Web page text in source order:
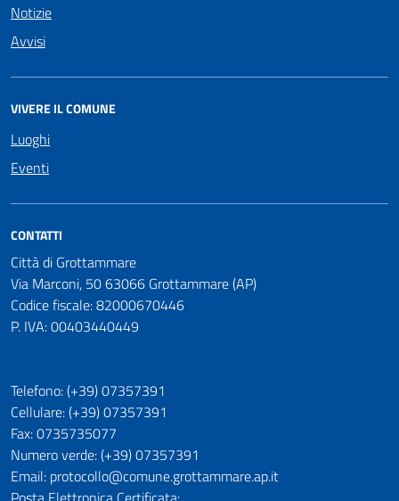
Notizie
Avvisi
VIVERE IL COMUNE
Luoghi
Eventi
CONTATTI
Città di Grottammare
Via Marconi, 50 63066 Grottammare (AP)
Codice fiscale: 82000670446
P. IVA: 00403440449
Telefono: (+39) 07357391
Cellulare: (+39) 07357391
Fax: 0735735077
Numero verde: (+39) 07357391
Email: protocollo@comune.grottammare.ap.it